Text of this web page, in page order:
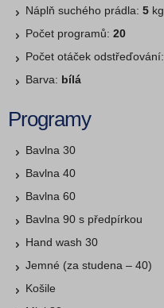
Náplň suchého prádla: 5 kg
Počet programů: 20
Počet otáček odstřeďování:
Barva: bílá
Programy
Bavlna 30
Bavlna 40
Bavlna 60
Bavlna 90 s předpírkou
Hand wash 30
Jemné (za studena – 40)
Košile